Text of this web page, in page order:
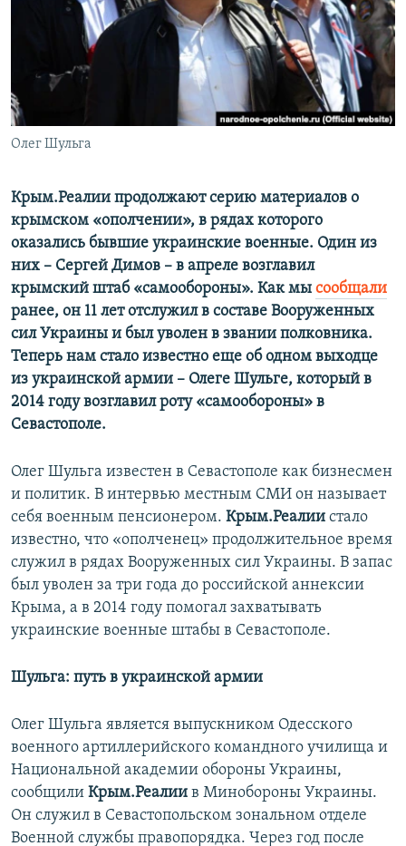
ПОБЕДИТЕЛЕЙ НЕ СУДЯТ?
КРЫМ.НЕПОКОРЕННЫЙ
ELIFBE
УКРАИНСКАЯ ПРОБЛЕМА КРЫМА
ПРИСОЕДИНЯЙТЕСЬ!
Все сайты RFE/RL
Олег Шульга
Крым.Реалии продолжают серию материалов о
крымском «ополчении», в рядах которого
оказались бывшие украинские военные. Один из
них – Сергей Димов – в апреле возглавил
крымский штаб «самообороны». Как мы сообщали
ранее, он 11 лет отслужил в составе Вооруженных
сил Украины и был уволен в звании полковника.
Теперь нам стало известно еще об одном выходце
из украинской армии – Олеге Шульге, который в
2014 году возглавил роту «самообороны» в
Севастополе.
Олег Шульга известен в Севастополе как бизнесмен
и политик. В интервью местным СМИ он называет
себя военным пенсионером. Крым.Реалии стало
известно, что «ополченец» продолжительное время
служил в рядах Вооруженных сил Украины. В запас
был уволен за три года до российской аннексии
Крыма, а в 2014 году помогал захватывать
украинские военные штабы в Севастополе.
Шульга: путь в украинской армии
Олег Шульга является выпускником Одесского
военного артиллерийского командного училища и
Национальной академии обороны Украины,
сообщили Крым.Реалии в Минобороны Украины.
Он служил в Севастопольском зональном отделе
Военной службы правопорядка. Через год после